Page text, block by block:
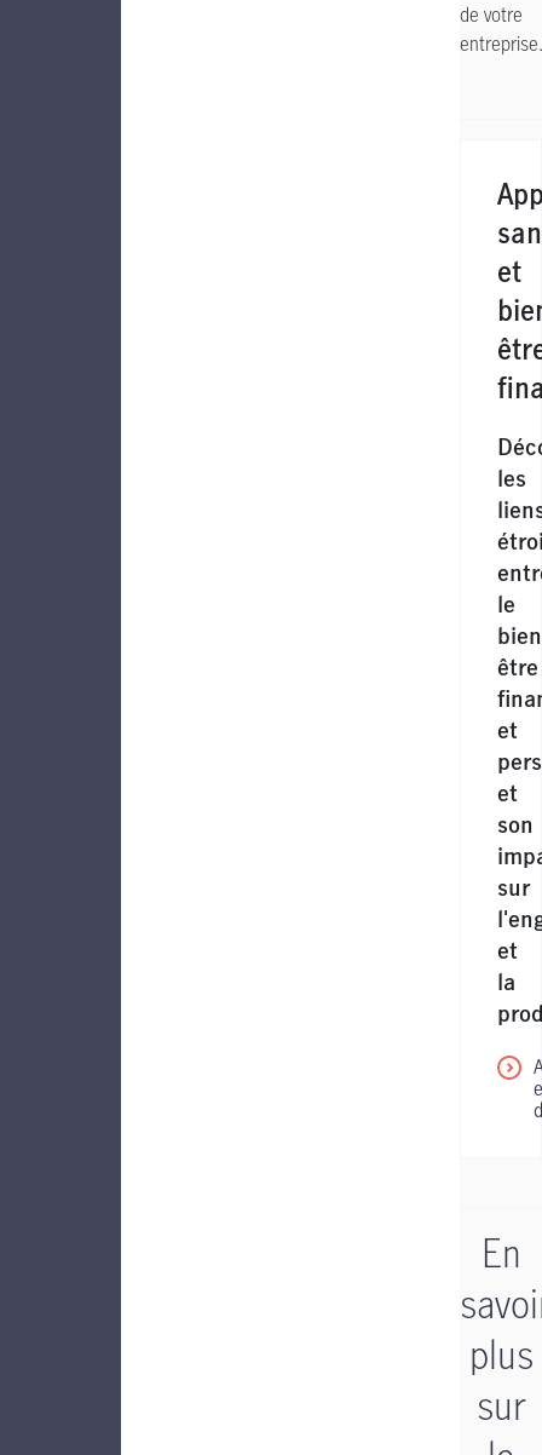
de votre
entreprise.
et
les
le
être
et
et
son
sur
et
la
En
plus
sur